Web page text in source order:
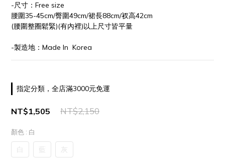
-尺寸：Free size
腰圍35-45cm/臀圍49cm/裙長88cm/衩高42cm
(腰圍整圈鬆緊)(有內裡)以上尺寸皆平量
-製造地：Made In  Korea
指定分類，全店滿3000元免運
NT$1,505 NT$2,150
顏色 : 白
白 藍 灰